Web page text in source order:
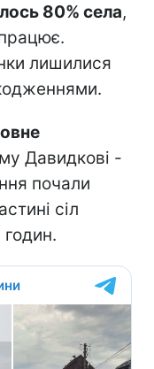
80% села,
лишилися
Давидкові -
почали
сіл
годин.